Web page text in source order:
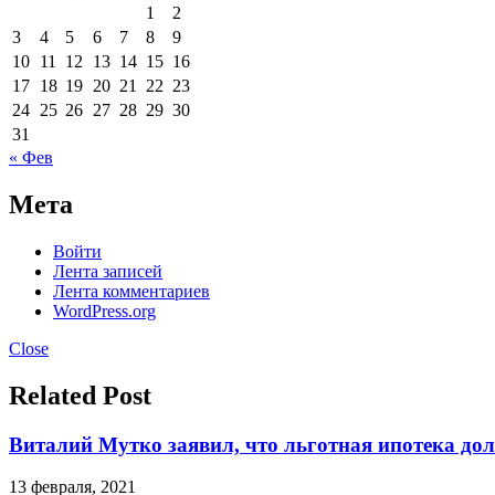
1
2
3
4 5 6 7 8
9
10 11 12 13 14 15 16
17 18 19 20 21 22 23
24 25 26 27 28 29 30
31
« Фев
Мета
Войти
Лента записей
Лента комментариев
WordPress.org
Close
Related Post
Виталий Мутко заявил, что льготная ипотека
13 февраля, 2021